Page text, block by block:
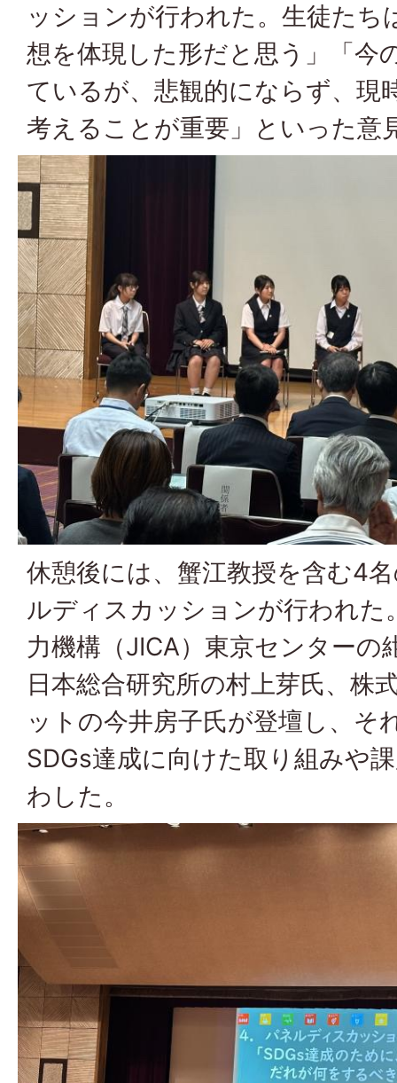
ッションが行われた。生徒たち
想を体現した形だと思う」「今
ているが、悲観的にならず、現
考えることが重要」といった意
休憩後には、蟹江教授を含む4
ルディスカッションが行われた
力機構（JICA）東京センターの
日本総合研究所の村上芽氏、株
ットの今井房子氏が登壇し、そ
SDGs達成に向けた取り組みや
わした。